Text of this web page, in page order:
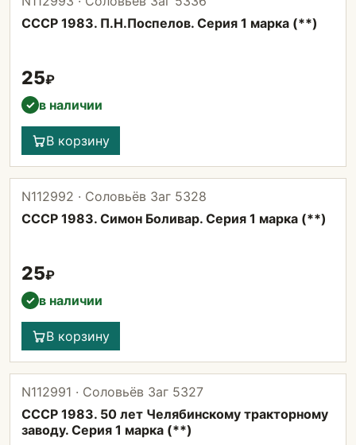
СССР 1983. П.Н.Поспелов. Серия 1 марка (**)
25₽
✓ в наличии
В корзину
N112992 · Соловьёв Заг 5328
СССР 1983. Симон Боливар. Серия 1 марка (**)
25₽
✓ в наличии
В корзину
N112991 · Соловьёв Заг 5327
СССР 1983. 50 лет Челябинскому тракторному
заводу. Серия 1 марка (**)